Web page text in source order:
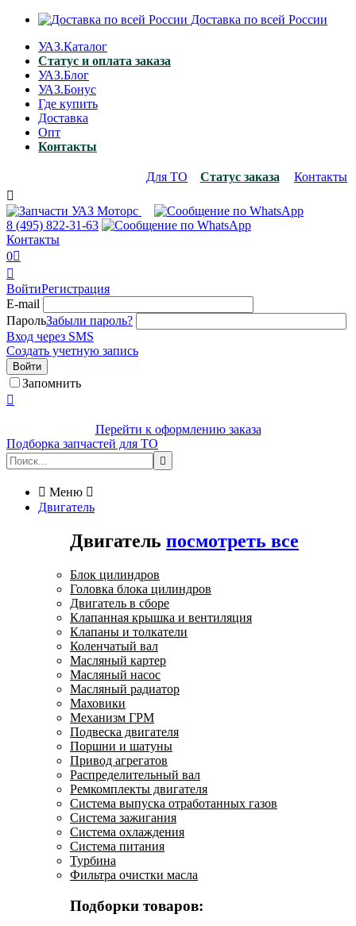
Доставка по всей России
УАЗ.Каталог
Статус и оплата заказа
УАЗ.Блог
УАЗ.Бонус
Где купить
Доставка
Опт
Контакты
Для ТО Статус заказа
Контакты

8 (495) 822-31-63
Контакты
0

ВойтиРегистрация
E-mail
ПарольЗабыли пароль?
Вход через SMS
Создать учетную запись
Войти
Запомнить

Перейти к оформлению заказа
Подборка запчастей для ТО

 Меню 
Двигатель
Двигатель посмотреть все
Блок цилиндров
Головка блока цилиндров
Двигатель в сборе
Клапанная крышка и вентиляция
Клапаны и толкатели
Коленчатый вал
Масляный картер
Масляный насос
Масляный радиатор
Маховики
Механизм ГРМ
Подвеска двигателя
Поршни и шатуны
Привод агрегатов
Распределительный вал
Ремкомплекты двигателя
Система выпуска отработанных газов
Система зажигания
Система охлаждения
Система питания
Турбина
Фильтра очистки масла
Подборки товаров: